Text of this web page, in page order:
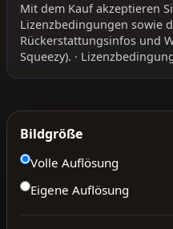
Mit dem Kauf akzeptieren
Lizenzbedingungen sowie
Rückerstattungsinfos und
Squeezy). ·
Bildgröße
Volle Auflösung
Eigene Auflösung